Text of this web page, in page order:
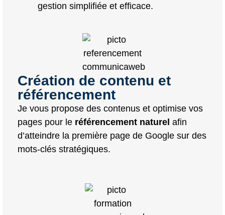
gestion simplifiée et efficace.
Création de contenu et
référencement
Je vous propose des contenus et optimise vos
pages pour le référencement naturel afin
d’atteindre la première page de Google sur des
mots-clés stratégiques.